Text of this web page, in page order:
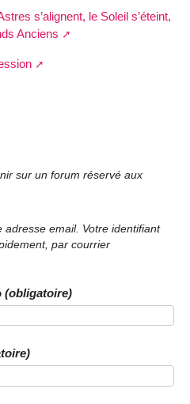
s’alignent, le Soleil s’éteint,
Anciens
forum réservé aux
email. Votre identifiant
par courrier
(obligatoire)